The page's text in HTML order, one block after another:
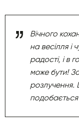
Вічного
на весілля і
радості, і в
може бути!
розлучення.
подобається